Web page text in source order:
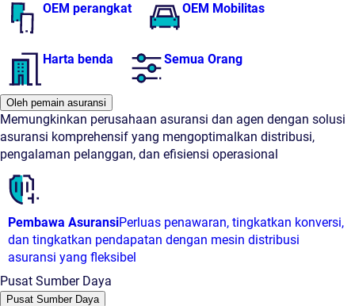
OEM perangkat OEM Mobilitas
Harta benda Semua Orang
Oleh pemain asuransi
Memungkinkan perusahaan asuransi dan agen dengan solusi
asuransi komprehensif yang mengoptimalkan distribusi,
pengalaman pelanggan, dan efisiensi operasional
Pembawa AsuransiPerluas penawaran, tingkatkan konversi,
dan tingkatkan pendapatan dengan mesin distribusi
asuransi yang fleksibel
Pusat Sumber Daya
Pusat Sumber Daya